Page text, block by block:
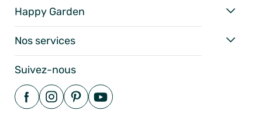
Happy Garden
Nos services
Suivez-nous